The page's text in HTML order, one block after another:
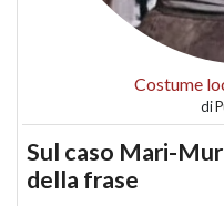
Costume
di
Sul caso Mari-
della frase